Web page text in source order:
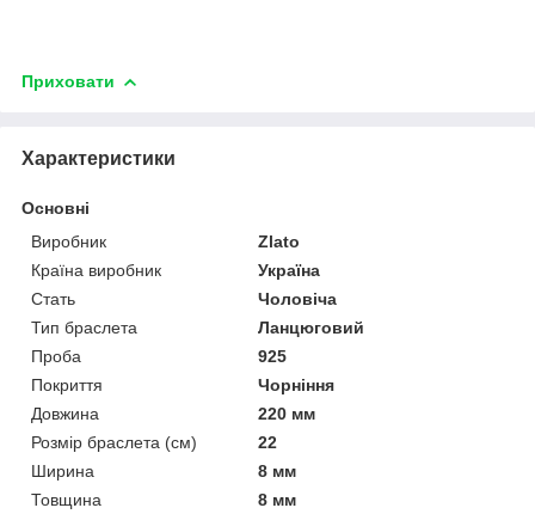
Приховати
Характеристики
Основні
Виробник
Zlato
Країна виробник
Україна
Стать
Чоловіча
Тип браслета
Ланцюговий
Проба
925
Покриття
Чорніння
Довжина
220 мм
Розмір браслета (см)
22
Ширина
8 мм
Товщина
8 мм